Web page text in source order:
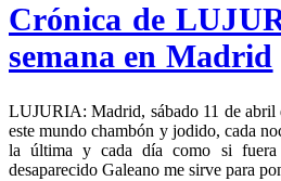
Crónica de
semana en Madrid
LUJURIA: Madrid, sábado 11 de
este mundo chambón y jodido, cada
la última y cada día como si fuera
desaparecido Galeano me sirve para